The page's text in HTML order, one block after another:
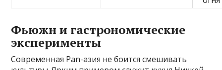
Фьюжн и гастрономические
эксперименты
Современная Pan-азия не боится смешивать